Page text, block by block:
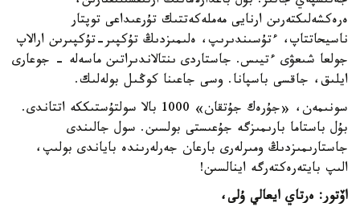
ەرەكشەلىكتەرىن ارنايى مەملەكەتتىك تۇرعىداعى توپتار
ناسيحاتتاپ، ءتۇسىندىرىپ، ەلىمىزدىڭ تۇكپىر-تۇكپىرىن ارالاپ
جولعا شىعۋى ءتيىس. جاستاردى ىنتالاندىراتىن ماسەلە - جوعارى
ايلىق، جاقسى باسپانا. وسى جاعىنا كوڭىل بولەلىك.
سونىمەن، «جۇرەك جۇتقان» 1000 بالا سولتۇستىككە اتتاندى.
بۇل باستاما بارىمىزگە جۇعىستى بولسىن. سول جالىندى
جاستارىمىزدىڭ ومىرلەرى بارعان جەرلەرىندە باياندى بولىپ،
الىپ بايتەرەكتەرگە اينالسىن!
اۆتور: ەرتاي ايعالي ۇلى،